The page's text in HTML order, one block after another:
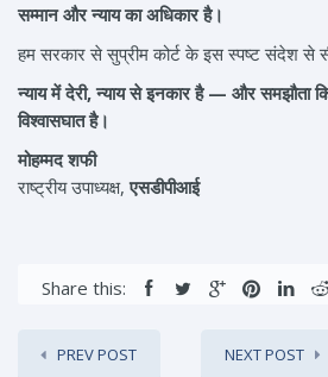
सम्मान और न्याय का अधिकार है।
हम सरकार से सुप्रीम कोर्ट के इस स्पष्ट संदेश
न्याय में देरी, न्याय से इनकार है — और समझौता
विश्वासघात है।
मोहम्मद शफी
राष्ट्रीय उपाध्यक्ष,एसडीपीआई
Share this:
PREV POST NEXT POST